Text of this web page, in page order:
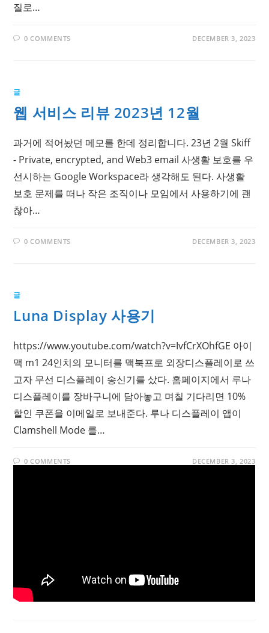
질로…
0 COMMENTS DECEMBER 3, 2023
글
웹 서비스 리뷰 2023년 12월
과거에 적어놨던 메모를 한데 정리합니다. 23년 2월 Skiff
- Private, encrypted, and Web3 email 사생활 보호를 우
선시하는 Google Workspace라 생각해도 된다. 사생활
보호 문제를 떠나 작은 조직이나 모임에서 사용하기에 괜
찮아…
0 COMMENTS DECEMBER 3, 2023
글
Luna Display 사용기
https://www.youtube.com/watch?v=IvfCrXOhfGE 아이
맥 m1 24인치의 모니터를 맥북프로 외장디스플레이로 쓰
고자 무선 디스플레이 송신기를 샀다. 홈페이지에서 루나
디스플레이를 장바구니에 담아놓고 며칠 기다리면 10%
할인 쿠폰을 이메일로 보내준다. 루나 디스플레이 앱이
Clamshell Mode 를…
0 COMMENTS DECEMBER 3, 2023